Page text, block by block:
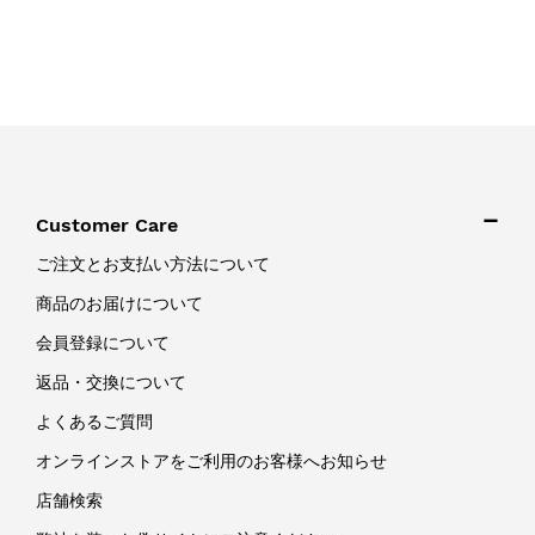
Customer Care
ご注文とお支払い方法について
商品のお届けについて
会員登録について
返品・交換について
よくあるご質問
オンラインストアをご利用のお客様へお知らせ
店舗検索